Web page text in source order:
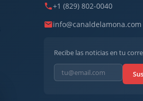
+1 (829) 802-0040
info@canaldelamona.com
Recibe las noticias en tu